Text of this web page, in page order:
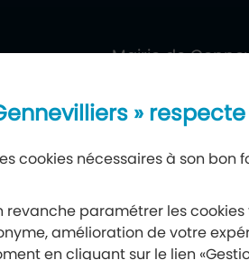
Mairie de
177, avenue Gabriel-Péri,
Recevez notre lettre
»
cookies nécessaires à son bon
revanche paramétrer les
amélioration de votre
en cliquant sur le lien